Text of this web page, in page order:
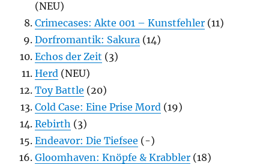
(NEU)
Crimecases: Akte 001 – Kunstfehler (11)
Dorfromantik: Sakura (14)
Echos der Zeit (3)
Herd (NEU)
Toy Battle (20)
Cold Case: Eine Prise Mord (19)
Rebirth (3)
Endeavor: Die Tiefsee (-)
Gloomhaven: Knöpfe & Krabbler (18)